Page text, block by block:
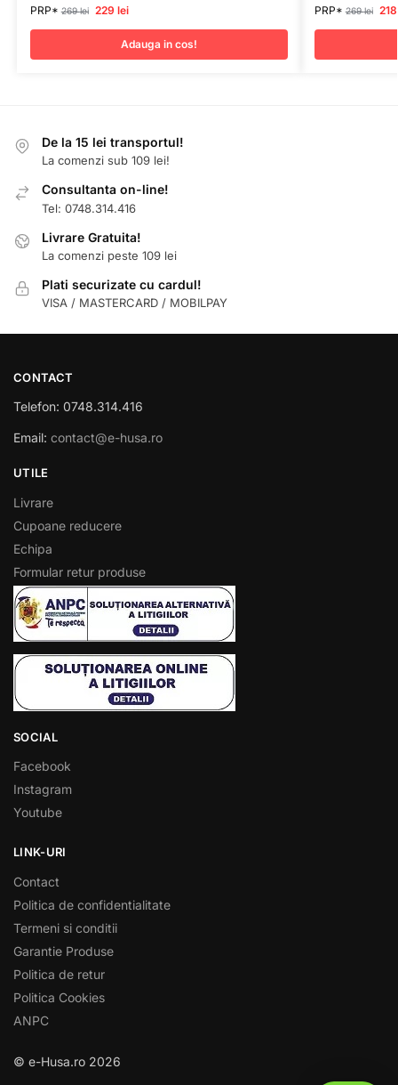
PRP*269lei 229 lei
Adauga in cos!
PRP*269lei
De la 15 lei transportul!
La comenzi sub 109 lei!
Consultanta on-line!
Tel: 0748.314.416
Livrare Gratuita!
La comenzi peste 109 lei
Plati securizate cu cardul!
VISA / MASTERCARD / MOBILPAY
CONTACT
Telefon: 0748.314.416
Email: contact@e-husa.ro
UTILE
Livrare
Cupoane reducere
Echipa
Formular retur produse
SOCIAL
Facebook
Instagram
Youtube
LINK-URI
Contact
Politica de confidentialitate
Termeni si conditii
Garantie Produse
Politica de retur
Politica Cookies
ANPC
© e-Husa.ro 2026